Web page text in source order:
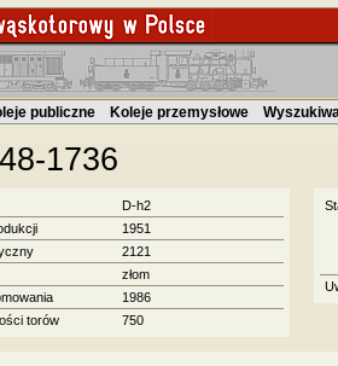
publiczne Koleje przemysłowe
1736
D-h2
1951
2121
złom
1986
torów
750